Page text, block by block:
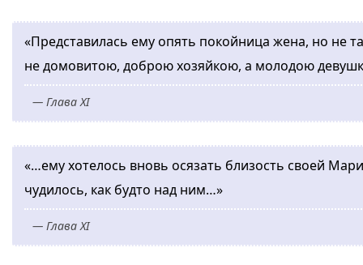
«Представилась ему опять покойница жена, но не
не домовитою, доброю хозяйкою, а молодою
— Глава XI
«…ему хотелось вновь осязать близость своей
чудилось, как будто над ним…»
— Глава XI